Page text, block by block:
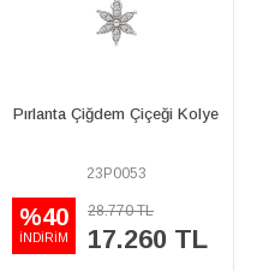
Pırlanta Taşlı Güneş Kolye
15P0048
%40
İNDİRİM
33.350 TL
20.010 TL